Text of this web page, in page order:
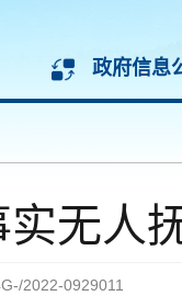
政府信息
实无人
2022-0929011